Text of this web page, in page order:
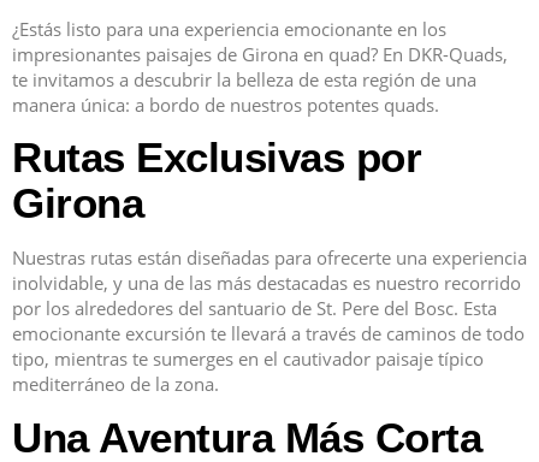
¿Estás listo para una experiencia emocionante en los
impresionantes paisajes de Girona en quad? En DKR-Quads,
te invitamos a descubrir la belleza de esta región de una
manera única: a bordo de nuestros potentes quads.
Rutas Exclusivas por
Girona
Nuestras rutas están diseñadas para ofrecerte una experiencia
inolvidable, y una de las más destacadas es nuestro recorrido
por los alrededores del santuario de St. Pere del Bosc. Esta
emocionante excursión te llevará a través de caminos de todo
tipo, mientras te sumerges en el cautivador paisaje típico
mediterráneo de la zona.
Una Aventura Más Corta